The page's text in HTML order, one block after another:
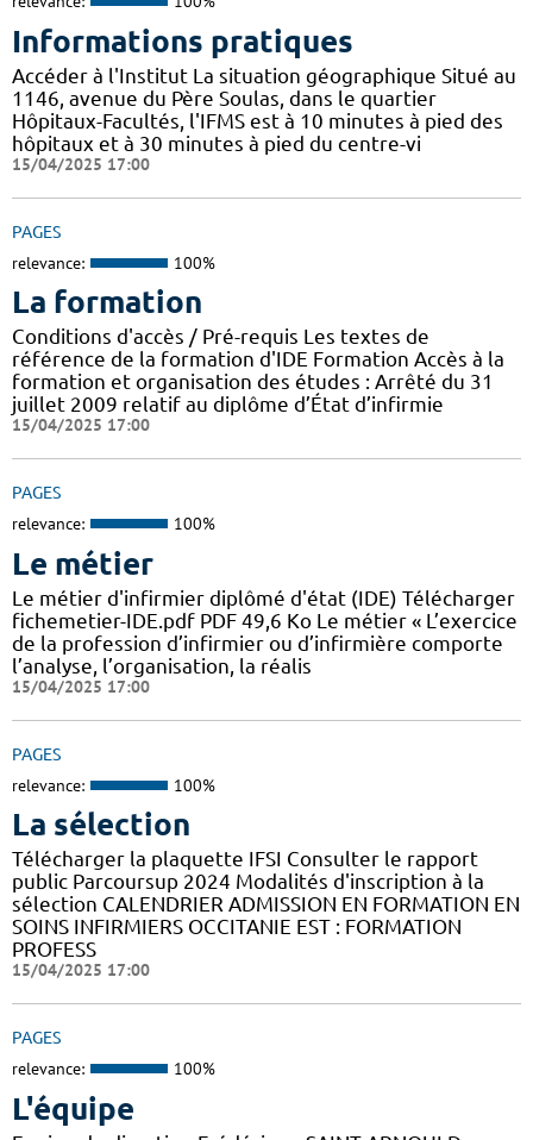
Informations pratiques
Accéder à l'Institut La situation géographique Situé au
1146, avenue du Père Soulas, dans le quartier
Hôpitaux-Facultés, l'IFMS est à 10 minutes à pied des
hôpitaux et à 30 minutes à pied du centre-vi
15/04/2025 17:00
PAGES
relevance: 100%
La formation
Conditions d'accès / Pré-requis Les textes de
référence de la formation d'IDE Formation Accès à la
formation et organisation des études : Arrêté du 31
juillet 2009 relatif au diplôme d’État d’infirmie
15/04/2025 17:00
PAGES
relevance: 100%
Le métier
Le métier d'infirmier diplômé d'état (IDE) Télécharger
fichemetier-IDE.pdf PDF 49,6 Ko Le métier « L’exercice
de la profession d’infirmier ou d’infirmière comporte
l’analyse, l’organisation, la réalis
15/04/2025 17:00
PAGES
relevance: 100%
La sélection
Télécharger la plaquette IFSI Consulter le rapport
public Parcoursup 2024 Modalités d'inscription à la
sélection CALENDRIER ADMISSION EN FORMATION EN
SOINS INFIRMIERS OCCITANIE EST : FORMATION
PROFESS
15/04/2025 17:00
PAGES
relevance: 100%
L'équipe